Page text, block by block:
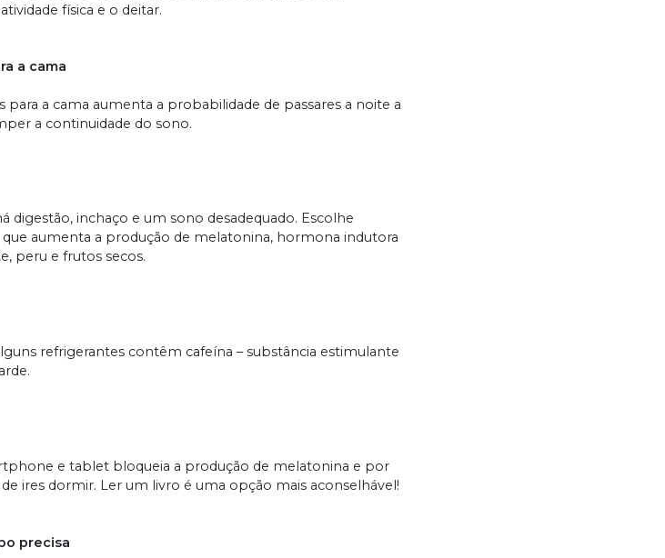
física e o deitar.
a cama
a cama aumenta a probabilidade de passares a noite a
a continuidade do sono.
digestão, inchaço e um sono desadequado. Escolhe
aumenta a produção de melatonina, hormona indutora
peru e frutos secos.
refrigerantes contêm cafeína – substância estimulante
e tablet bloqueia a produção de melatonina e por
ires dormir. Ler um livro é uma opção mais aconselhável!
precisa